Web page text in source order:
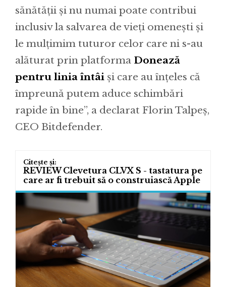
sănătății și nu numai poate contribui
inclusiv la salvarea de vieți omenești și
le mulțimim tuturor celor care ni s-au
alăturat prin platforma Donează
pentru linia întâi și care au înțeles că
împreună putem aduce schimbări
rapide în bine’’, a declarat Florin Talpeș,
CEO Bitdefender.
REVIEW Clevetura CLVX S - tastatura pe
care ar fi trebuit să o construiască Apple